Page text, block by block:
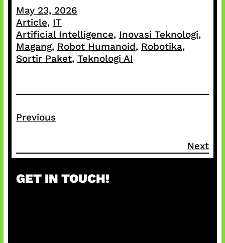
May 23, 2026
Article, IT
Artificial Intelligence, Inovasi Teknologi ,
Magang, Robot Humanoid, Robotika ,
Sortir Paket, Teknologi AI
Previous
Next
GET IN TOUCH!